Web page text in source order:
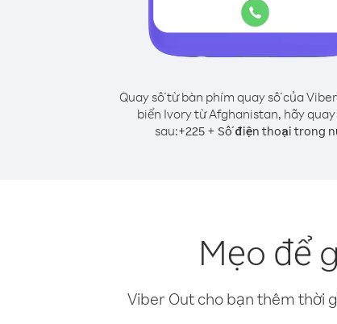
Quay số từ bàn phím quay số của
biển Ivory từ Afghanistan, hãy quay
sau:+225+ Số điện thoại trong
Mẹo để
Viber Out cho bạn thêm thời